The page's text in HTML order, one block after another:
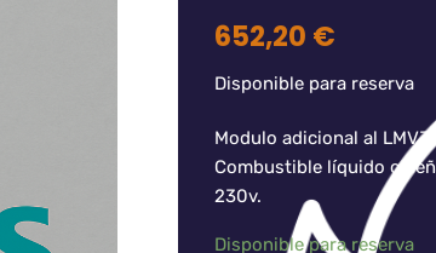
652,20 €
Disponible para reserva
Modulo adicional al
Combustible líquido o
230v.
Disponible para reserva